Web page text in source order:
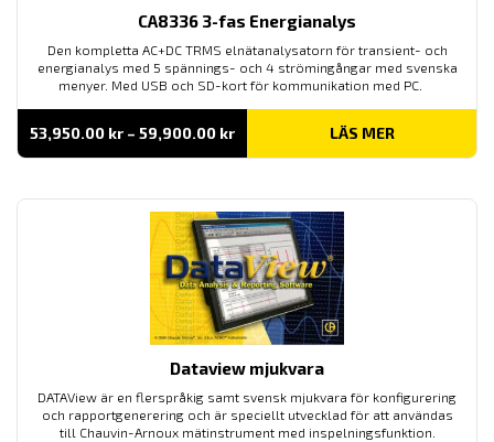
CA8336 3-fas Energianalys
Den kompletta AC+DC TRMS elnätanalysatorn för transient- och
energianalys med 5 spännings- och 4 strömingångar med svenska
menyer. Med USB och SD-kort för kommunikation med PC.
53,950.00 kr – 59,900.00 krPrisintervall:
till
LÄS MER
Dataview mjukvara
DATAView är en flerspråkig samt svensk mjukvara för konfigurering
och rapportgenerering och är speciellt utvecklad för att användas
till Chauvin-Arnoux mätinstrument med inspelningsfunktion.